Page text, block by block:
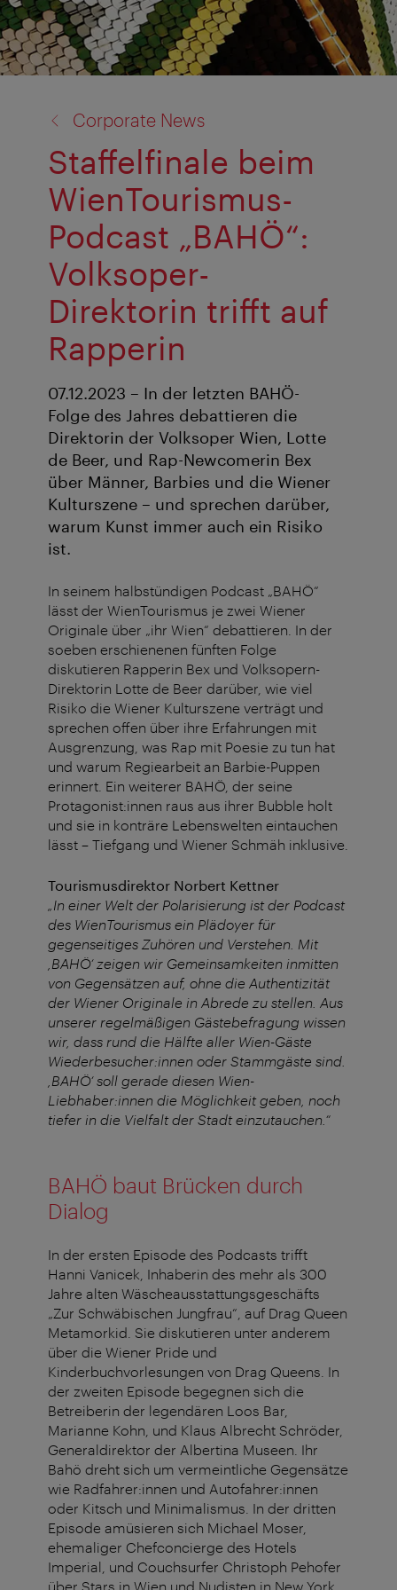
Corporate News
Staffelfinale beim
WienTourismus-
Podcast „BAHÖ“:
Volksoper-
Direktorin trifft auf
Rapperin
07.12.2023 – In der letzten BAHÖ-
Folge des Jahres debattieren die
Direktorin der Volksoper Wien, Lotte
de Beer, und Rap-Newcomerin Bex
über Männer, Barbies und die Wiener
Kulturszene – und sprechen darüber,
warum Kunst immer auch ein Risiko
ist.
In seinem halbstündigen Podcast „BAHÖ“
lässt der WienTourismus je zwei Wiener
Originale über „ihr Wien“ debattieren. In der
soeben erschienenen fünften Folge
diskutieren Rapperin Bex und Volksopern-
Direktorin Lotte de Beer darüber, wie viel
Risiko die Wiener Kulturszene verträgt und
sprechen offen über ihre Erfahrungen mit
Ausgrenzung, was Rap mit Poesie zu tun hat
und warum Regiearbeit an Barbie-Puppen
erinnert. Ein weiterer BAHÖ, der seine
Protagonist:innen raus aus ihrer Bubble holt
und sie in konträre Lebenswelten eintauchen
lässt – Tiefgang und Wiener Schmäh inklusive.
Tourismusdirektor Norbert Kettner
„In einer Welt der Polarisierung ist der Podcast
des WienTourismus ein Plädoyer für
gegenseitiges Zuhören und Verstehen. Mit
,BAHÖ‘ zeigen wir Gemeinsamkeiten inmitten
von Gegensätzen auf, ohne die Authentizität
der Wiener Originale in Abrede zu stellen. Aus
unserer regelmäßigen Gästebefragung wissen
wir, dass rund die Hälfte aller Wien-Gäste
Wiederbesucher:innen oder Stammgäste sind.
,BAHÖ‘ soll gerade diesen Wien-
Liebhaber:innen die Möglichkeit geben, noch
tiefer in die Vielfalt der Stadt einzutauchen.“
BAHÖ baut Brücken durch
Dialog
In der ersten Episode des Podcasts trifft
Hanni Vanicek, Inhaberin des mehr als 300
Jahre alten Wäscheausstattungsgeschäfts
„Zur Schwäbischen Jungfrau“, auf Drag Queen
Metamorkid. Sie diskutieren unter anderem
über die Wiener Pride und
Kinderbuchvorlesungen von Drag Queens. In
der zweiten Episode begegnen sich die
Betreiberin der legendären Loos Bar,
Marianne Kohn, und Klaus Albrecht Schröder,
Generaldirektor der Albertina Museen. Ihr
Bahö dreht sich um vermeintliche Gegensätze
wie Radfahrer:innen und Autofahrer:innen
oder Kitsch und Minimalismus. In der dritten
Episode amüsieren sich Michael Moser,
ehemaliger Chefconcierge des Hotels
Imperial, und Couchsurfer Christoph Pehofer
über Stars in Wien und Nudisten in New York.